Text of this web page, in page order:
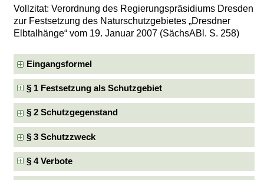
Vollzitat: Verordnung des Regierungspräsidiums Dresden
zur Festsetzung des Naturschutzgebietes „Dresdner
Elbtalhänge“ vom 19. Januar 2007 (SächsABl. S. 258)
Eingangsformel
§ 1 Festsetzung als Schutzgebiet
§ 2 Schutzgegenstand
§ 3 Schutzzweck
§ 4 Verbote